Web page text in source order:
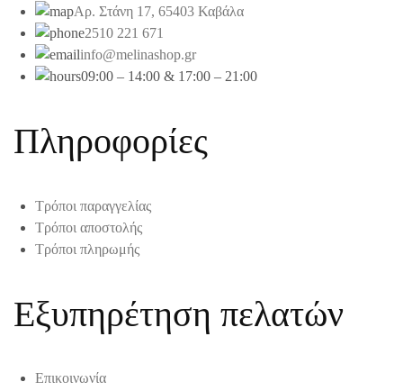
Αρ. Στάνη 17, 65403 Καβάλα
2510 221 671
info@melinashop.gr
09:00 – 14:00 & 17:00 – 21:00
Πληροφορίες
Τρόποι παραγγελίας
Τρόποι αποστολής
Τρόποι πληρωμής
Εξυπηρέτηση πελατών
Επικοινωνία